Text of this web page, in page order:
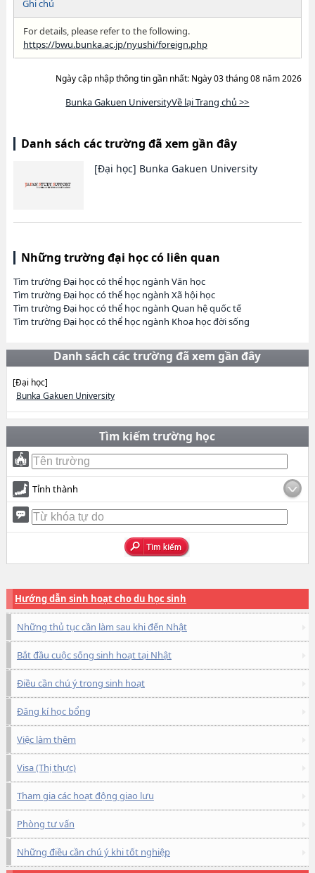
Ghi chú
For details, please refer to the following.
https://bwu.bunka.ac.jp/nyushi/foreign.php
Ngày cập nhập thông tin gần nhất: Ngày 03 tháng 08 năm 2026
Bunka Gakuen UniversityVề lại Trang chủ >>
Danh sách các trường đã xem gần đây
[Đại học] Bunka Gakuen University
Những trường đại học có liên quan
Tìm trường Đại học có thể học ngành Văn học
Tìm trường Đại học có thể học ngành Xã hội học
Tìm trường Đại học có thể học ngành Quan hệ quốc tế
Tìm trường Đại học có thể học ngành Khoa học đời sống
Danh sách các trường đã xem gần đây
[Đại học]
Bunka Gakuen University
Tìm kiếm trường học
Tỉnh thành
Hướng dẫn sinh hoạt cho du học sinh
Những thủ tục cần làm sau khi đến Nhật
Bắt đầu cuộc sống sinh hoạt tại Nhật
Điều cần chú ý trong sinh hoạt
Đăng kí học bổng
Việc làm thêm
Visa (Thị thực)
Tham gia các hoạt động giao lưu
Phòng tư vấn
Những điều cần chú ý khi tốt nghiệp